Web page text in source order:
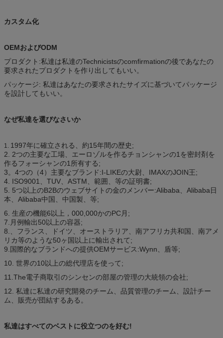
カスタム化
OEMおよびODM
プロダクト:私達は私達のTechnicistsのcomfirmationの後であなたの
要求されたプロダクトを作り出してもいい。
パッケージ: 私達はあなたの要求されたサイズに基づいてパッケージ
を設計してもいい。
なぜ私達を選びなさいか
1. 1997年に確立される、約15年間の歴史;
2. 2つの主要な工場、エーロゾルを作るチョンシャンの1を密封剤を
作るフォーシャンの1所有する;
3。4つの（4）主要なブランド:I-LIKEの大尉、IMAXのJOIN王;
4. ISO9001、TUV、ASTM、範囲、等の証明書;
5. 5つ以上のB2Bのウェブサイトの金のメンバー:Alibaba、Alibaba日
本、Alibaba中国、中国製、等;
6. 生産の機能6以上，000,000かのPC月;
7.月例輸出50以上の容器;
8.、フランス、ドイツ、オーストラリア、南アフリカ共和国、南アメ
リカ等のような50ヶ国以上に輸出されて;
9.国際的なブランドへの提供OEMサービス:Wynn、盾等;
10. 世界の10以上の総代理店を使って;
11.The電子商取引のシンセンの部屋の管理の大統領の会社;
12. 私達に私達の研究開発のチーム、品質管理のチーム、設計チー
ム、販売が団結するある。
私達はすべてのベストに役立つのを好む!